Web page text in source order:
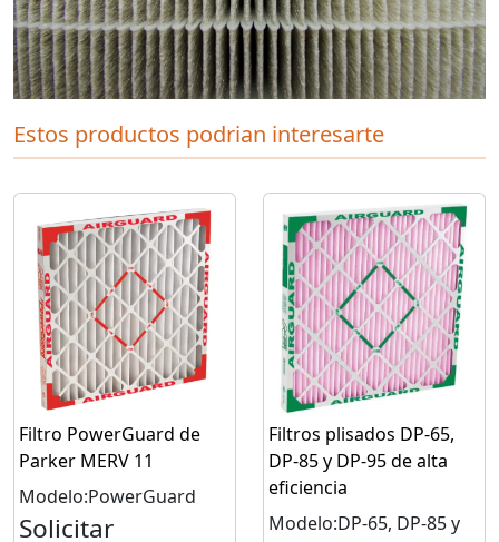
Estos productos podrian interesarte
Filtro PowerGuard de
Parker MERV 11
Modelo:PowerGuard
Solicitar
Filtros plisados DP-65,
DP-85 y DP-95 de alta
eficiencia
Modelo:DP-65, DP-85 y